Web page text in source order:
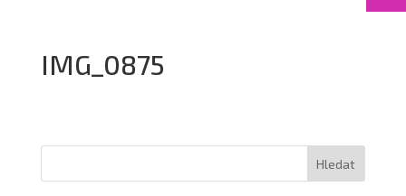
IMG_0875